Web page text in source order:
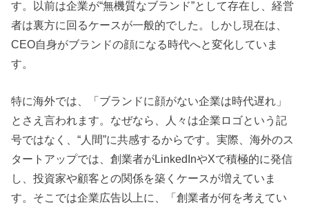
す。以前は企業が“無機質なブランド”として存在し、経営
者は裏方に回るケースが一般的でした。しかし現在は、
CEO自身がブランドの顔になる時代へと変化していま
す。
特に海外では、「ブランドに顔がない企業は時代遅れ」
とさえ言われます。なぜなら、人々は企業ロゴという記
号ではなく、“人間”に共感するからです。実際、海外のス
タートアップでは、創業者がLinkedInやXで積極的に発信
し、投資家や顧客との関係を築くケースが増えていま
す。そこでは企業広告以上に、「創業者が何を考えてい